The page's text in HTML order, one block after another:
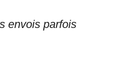
envois parfois